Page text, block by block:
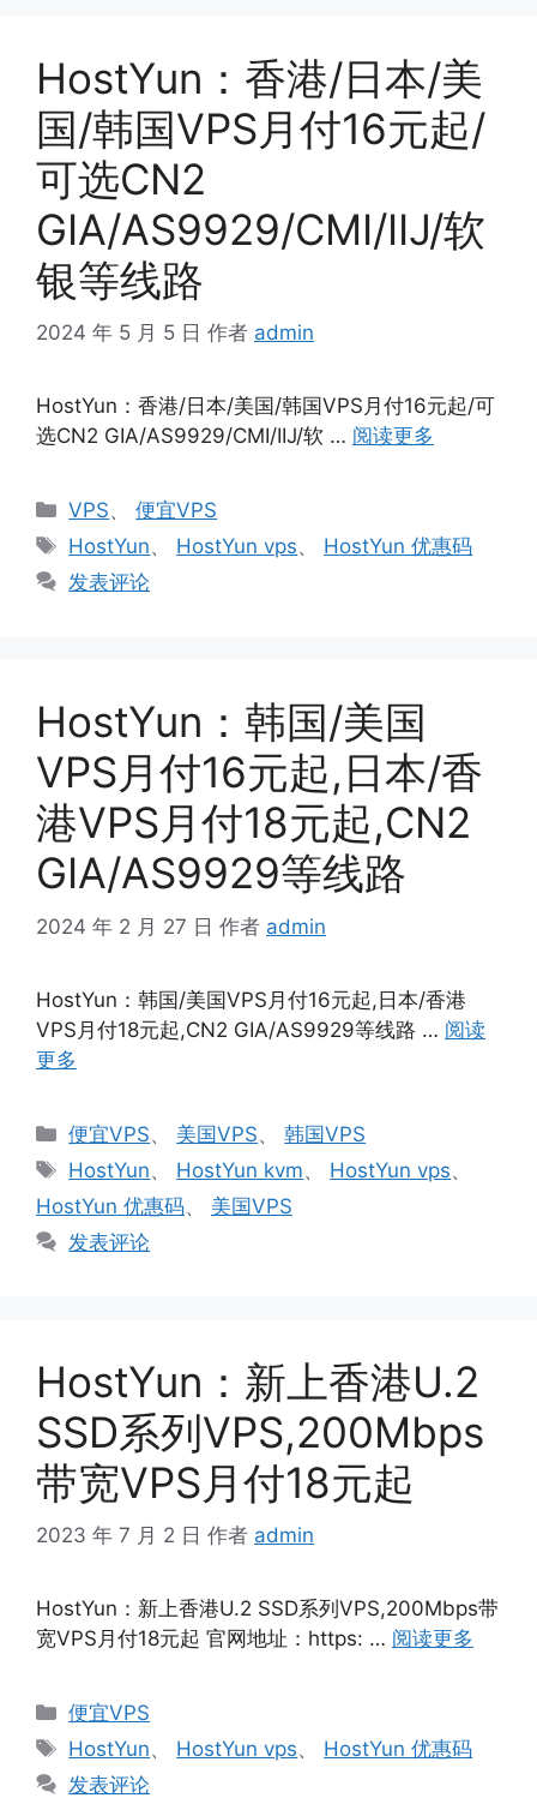
HostYun：香港/日本/美
国/韩国VPS月付16元起/
可选CN2
GIA/AS9929/CMI/IIJ/软
银等线路
2024 年 5 月 5 日 作者 admin
HostYun：香港/日本/美国/韩国VPS月付16元起/可
选CN2 GIA/AS9929/CMI/IIJ/软 … 阅读更多
分
类
VPS、便宜VPS
标
签
HostYun、 HostYun vps、 HostYun 优惠码
发表评论
HostYun：韩国/美国
VPS月付16元起,日本/香
港VPS月付18元起,CN2
GIA/AS9929等线路
2024 年 2 月 27 日 作者 admin
HostYun：韩国/美国VPS月付16元起,日本/香港
VPS月付18元起,CN2 GIA/AS9929等线路 … 阅读
更多
分
类
便宜VPS、 美国VPS、韩国VPS
标
签
HostYun、 HostYun kvm、 HostYun vps、
HostYun 优惠码、 美国VPS
发表评论
HostYun：新上香港U.2
SSD系列VPS,200Mbps
带宽VPS月付18元起
2023 年 7 月 2 日 作者 admin
HostYun：新上香港U.2 SSD系列VPS,200Mbps带
宽VPS月付18元起 官网地址：https: … 阅读更多
分
类
便宜VPS
标
签
HostYun、 HostYun vps、 HostYun 优惠码
发表评论